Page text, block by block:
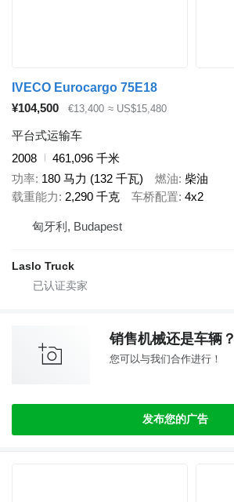
IVECO Eurocargo 75E18
¥104,500
€13,400 ≈ US$15,480
平台式运输车
2008
461,096 千米
功率 180 马力 (132 千瓦) 燃油 柴油
载重能力
2,290 千克 车桥配置 4x2
匈牙利, Budapest
Laslo Truck
销售机械还是车辆？
您可以与我们合作进行！
发布您的广告